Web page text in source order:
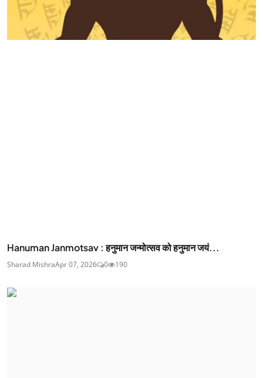
Hanuman Janmotsav : हनुमान जन्‍मोत्‍सव को हनुमान जयं...
Sharad MishraApr 07, 2026 0 190